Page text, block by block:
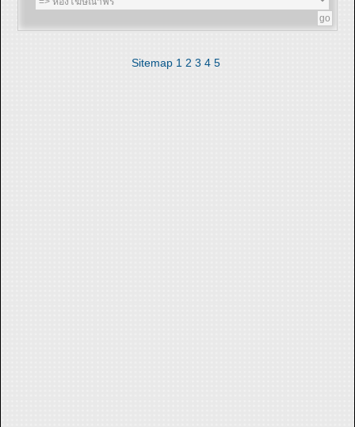
Sitemap 1 2 3 4 5